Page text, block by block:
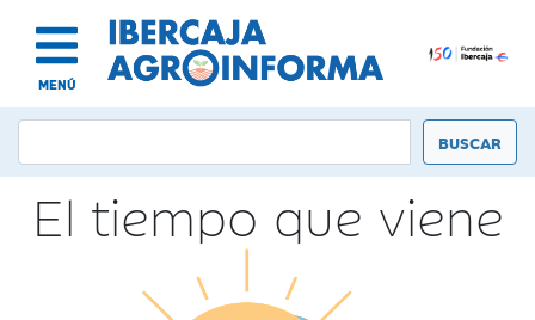
MENÚ
El tiempo que viene